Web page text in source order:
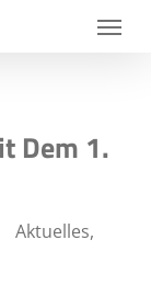
Menu
Dem 1.
Aktuelles,